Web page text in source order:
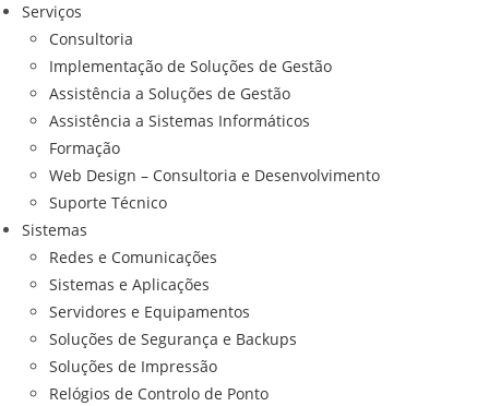
Serviços
Consultoria
Implementação de Soluções de Gestão
Assistência a Soluções de Gestão
Assistência a Sistemas Informáticos
Formação
Web Design – Consultoria e Desenvolvimento
Suporte Técnico
Sistemas
Redes e Comunicações
Sistemas e Aplicações
Servidores e Equipamentos
Soluções de Segurança e Backups
Soluções de Impressão
Relógios de Controlo de Ponto